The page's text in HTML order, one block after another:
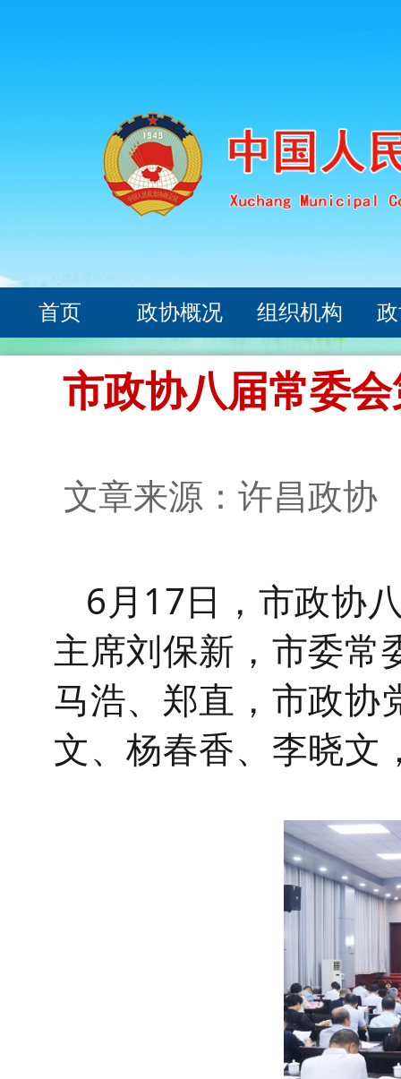
首页 政协概况 组织机构
市政协八届常委
文章来源：许昌政
6月17日，市政协
主席刘保新，市委常
马浩、郑直，市政协
文、杨春香、李晓文